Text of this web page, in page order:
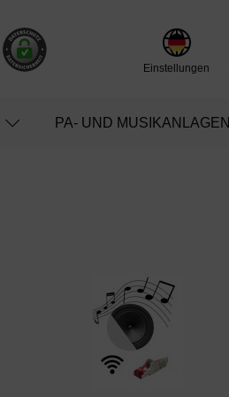
Einstellungen
PA- UND MUSIKANLAGEN